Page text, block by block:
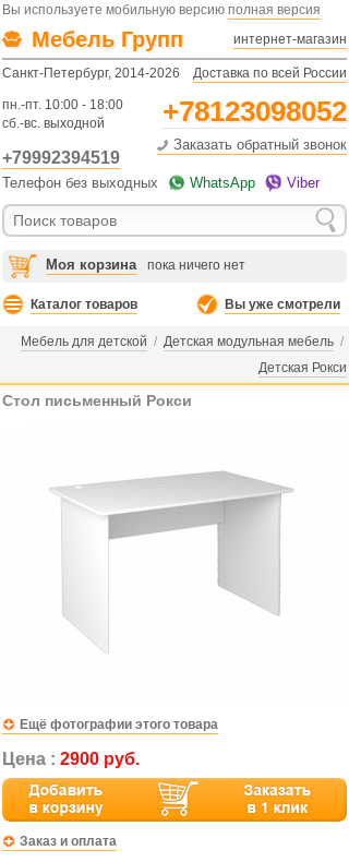
Вы используете мобильную версию полная версия
Мебель Групп интернет-магазин
Санкт-Петербург, 2014-2026 Доставка по всей России
пн.-пт. 10:00 - 18:00
сб.-вс. выходной
+78123098052
+79992394519
Заказать обратный звонок
Телефон без выходных WhatsApp Viber
Моя корзина пока ничего нет
Каталог товаров Вы уже смотрели
Мебель для детской / Детская модульная мебель /
Детская Рокси
Стол письменный Рокси
Ещё фотографии этого товара
Цена : 2900 руб.
Заказ и оплата